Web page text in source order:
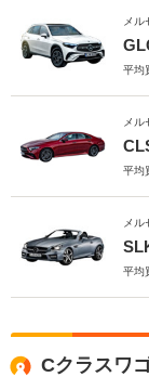
メル
平均
メル
平均
メル
平均
Cクラスワ